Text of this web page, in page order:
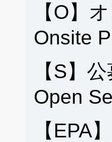
【O】
Onsite
【S】
Open
【EPA